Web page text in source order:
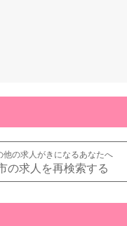
他の求人がきになるあなたへ
の求人を再検索する